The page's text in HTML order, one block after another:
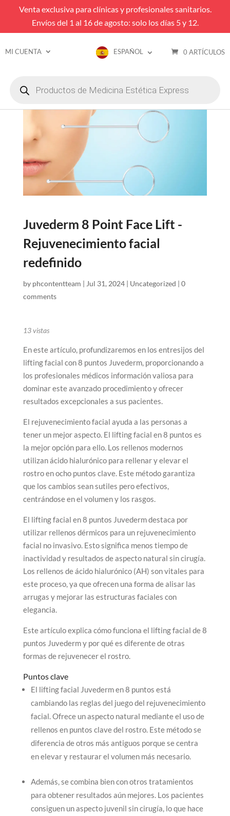
Venta exclusiva para clínicas y profesionales sanitarios.
Envíos del 1 al 16 de agosto: solo los días 5 y 12.
MI CUENTA ESPAÑOL 0 ARTÍCULOS
productos
Juvederm 8 Point Face Lift -
Rejuvenecimiento facial
redefinido
by phcontentteam | Jul 31, 2024| Uncategorized | 0
comments
13vistas
En este artículo, profundizaremos en los entresijos del
lifting facial con 8 puntos Juvederm, proporcionando a
los profesionales médicos información valiosa para
dominar este avanzado procedimiento y ofrecer
resultados excepcionales a sus pacientes.
El rejuvenecimiento facial ayuda a las personas a
tener un mejor aspecto. El lifting facial en 8 puntos es
la mejor opción para ello. Los rellenos modernos
utilizan ácido hialurónico para rellenar y elevar el
rostro en ocho puntos clave. Este método garantiza
que los cambios sean sutiles pero efectivos,
centrándose en el volumen y los rasgos.
El lifting facial en 8 puntos Juvederm destaca por
utilizar rellenos dérmicos para un rejuvenecimiento
facial no invasivo. Esto significa menos tiempo de
inactividad y resultados de aspecto natural sin cirugía.
Los rellenos de ácido hialurónico (AH) son vitales para
este proceso, ya que ofrecen una forma de alisar las
arrugas y mejorar las estructuras faciales con
elegancia.
Este artículo explica cómo funciona el lifting facial de 8
puntos Juvederm y por qué es diferente de otras
formas de rejuvenecer el rostro.
Puntos clave
El lifting facial Juvederm en 8 puntos está
cambiando las reglas del juego del rejuvenecimiento
facial. Ofrece un aspecto natural mediante el uso de
rellenos en puntos clave del rostro. Este método se
diferencia de otros más antiguos porque se centra
en elevar y restaurar el volumen más necesario.
Además, se combina bien con otros tratamientos
para obtener resultados aún mejores. Los pacientes
consiguen un aspecto juvenil sin cirugía, lo que hace